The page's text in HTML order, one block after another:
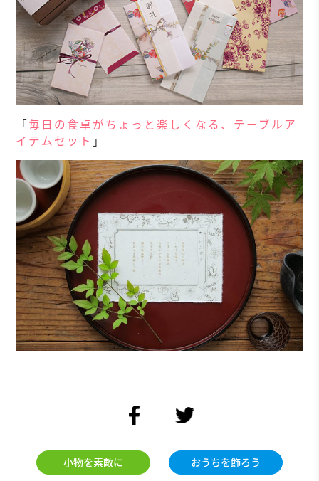
「毎日の食卓がちょっと楽しくなる、テーブルア
イテムセット 」
facebook
小物を素敵に おうちを飾ろう